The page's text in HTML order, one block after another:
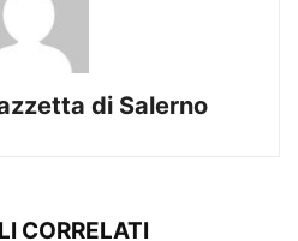
di Salerno
CORRELATI